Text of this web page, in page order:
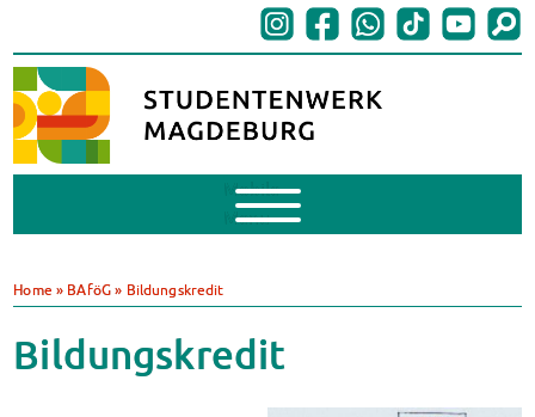
Mobile
Menu
BAföG beantragen
BAföG-FAQs
Dokumente
BAföG-Sprechstunden
Home » BAföG » Bildungskredit
Bildungskredit